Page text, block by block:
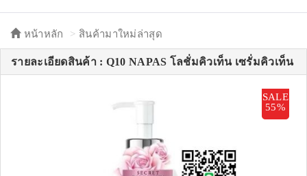
หน้าหลัก สินค้ามาใหม่ล่าสุด
รายละเอียดสินค้า : Q10 NAPAS โลชั่มคิวเท็น เซรั่มคิวเท็น
SALE
55%